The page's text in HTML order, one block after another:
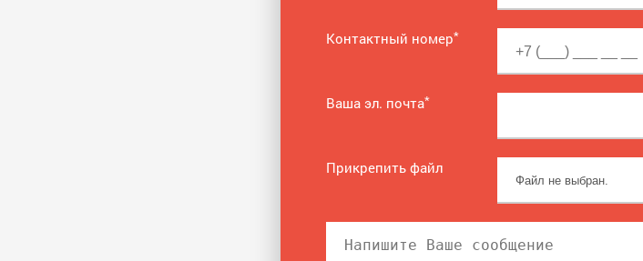
Контактный номер*
Ваша эл. почта*
Прикрепить файл